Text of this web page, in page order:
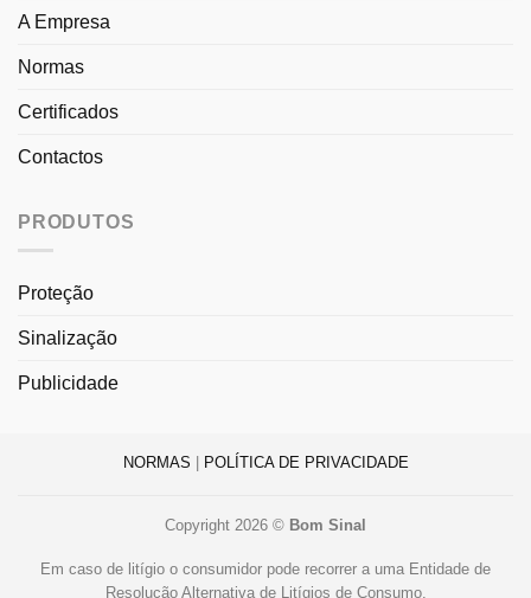
A Empresa
Normas
Certificados
Contactos
PRODUTOS
Proteção
Sinalização
Publicidade
NORMAS POLÍTICA DE PRIVACIDADE
Copyright 2026 © Bom Sinal
Em caso de litígio o consumidor pode recorrer a uma Entidade de
Resolução Alternativa de Litígios de Consumo.